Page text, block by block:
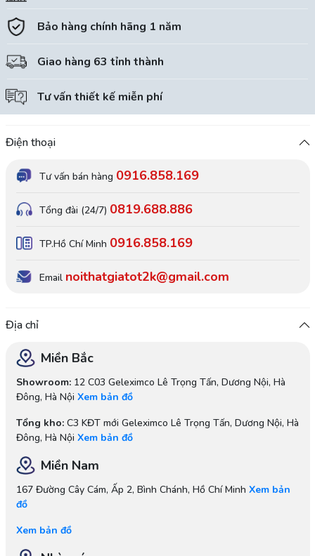
Bảo hàng chính hãng 1 năm
Giao hàng 63 tỉnh thành
Tư vấn thiết kế miễn phí
Điện thoại
Tư vấn bán hàng 0916.858.169
Tổng đài (24/7) 0819.688.886
TP.Hồ Chí Minh 0916.858.169
Email noithatgiatot2k@gmail.com
Địa chỉ
Miền Bắc
Showroom:12 C03 Geleximco Lê Trọng Tấn, Dương Nội, Hà
Đông, Hà Nội Xem bản đồ
Tổng kho:C3 KĐT mới Geleximco Lê Trọng Tấn, Dương Nội, Hà
Đông, Hà Nội Xem bản đồ
Miền Nam
167 Đường Cây Cám, Ấp 2, Bình Chánh, Hồ Chí Minh Xem bản
đồ
Xem bản đồ